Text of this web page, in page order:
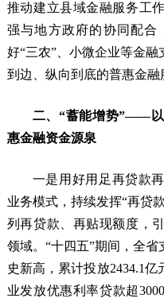
推动建立县域金融服务工
强与地方政府的协同配合
好“三农”、小微企业等金
到边、纵向到底的普惠金融
二、“蓄能增势”——以
惠金融资金源泉
一是用好用足再贷款
业务模式，持续发挥“再贷
列再贷款、再贴现额度，
领域。“十四五”期间，全
史新高，累计投放2434.1
业发放优惠利率贷款超